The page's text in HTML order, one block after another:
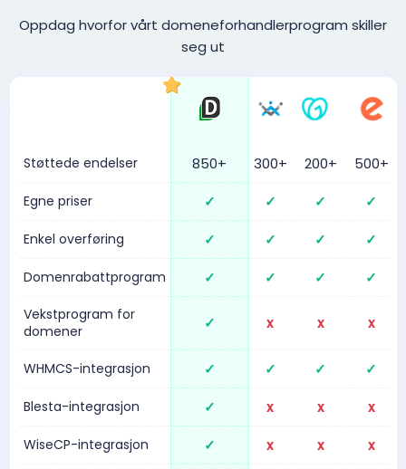
Oppdag hvorfor vårt domeneforhandlerprogram skiller
seg ut
Støttede endelser 850+ 300+ 200+ 500+
Egne priser ✓ ✓ ✓ ✓
Enkel overføring ✓ ✓ ✓ ✓
Domenrabattprogram ✓ ✓ ✓ ✓
Vekstprogram for
domener
✓ x x x
WHMCS-integrasjon ✓ ✓ ✓ ✓
Blesta-integrasjon ✓ x x x
WiseCP-integrasjon ✓ x x x